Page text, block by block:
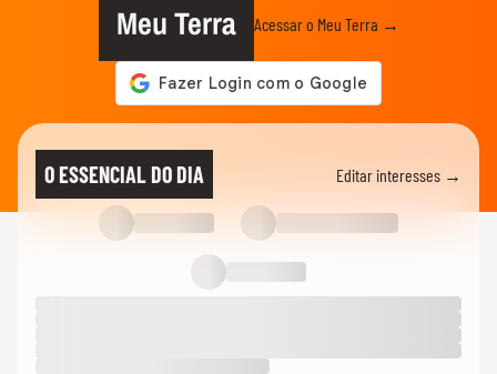
Meu Terra Acessar o Meu Terra →
O ESSENCIAL DO DIA Editar interesses →